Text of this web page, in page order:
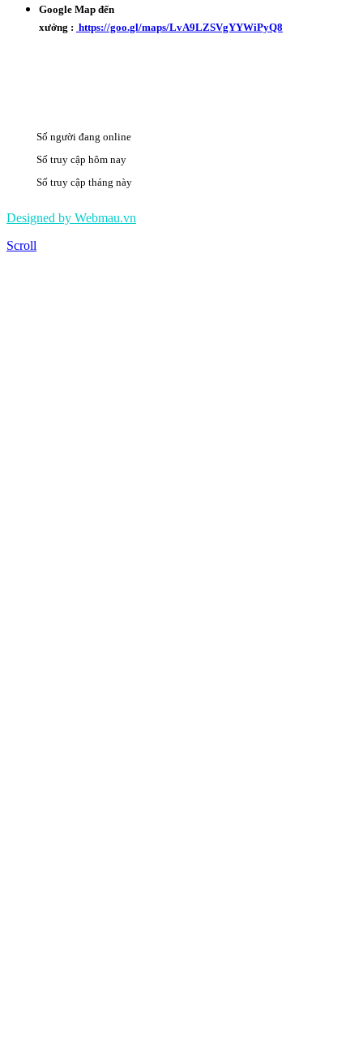
Google Map đến
xưởng : https://goo.gl/maps/LvA9LZSVgYYWiPyQ8
Số người đang online
Số truy cập hôm nay
Số truy cập tháng này
Designed by Webmau.vn
Scroll